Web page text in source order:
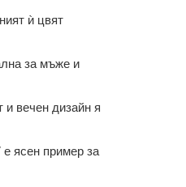
ѝ цвят
за мъже и
и вечен дизайн я
е ясен пример за